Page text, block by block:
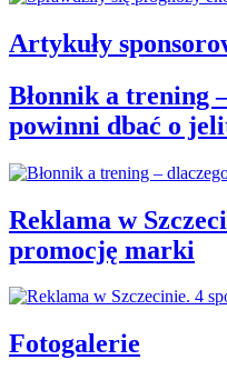
Artykuły
Błonnik a trening
powinni dbać o
Reklama w
promocję marki
Fotogalerie